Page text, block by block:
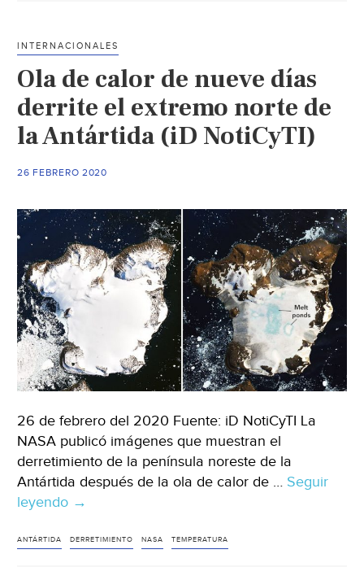
INTERNACIONALES
Ola de calor de nueve días
derrite el extremo norte de
la Antártida (iD NotiCyTI)
26 FEBRERO 2020
26 de febrero del 2020 Fuente: iD NotiCyTI La
NASA publicó imágenes que muestran el
derretimiento de la península noreste de la
Antártida después de la ola de calor de … Seguir
leyendo Ola
calor
→
ANTÁRTIDA DERRETIMIENTO NASA TEMPERATURA